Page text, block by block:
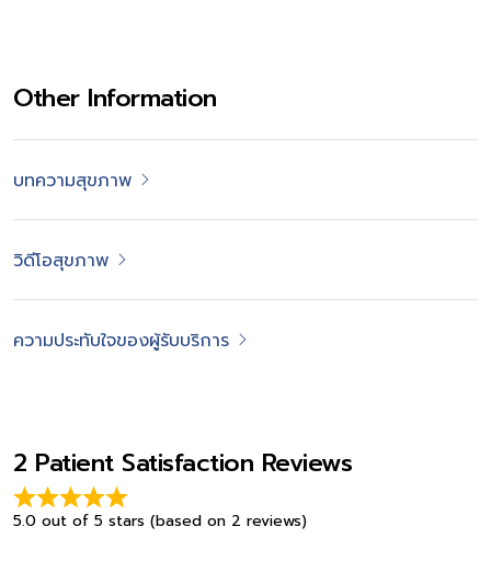
Other Information
บทความสุขภาพ
วิดีโอสุขภาพ
ความประทับใจของผู้รับบริการ
2 Patient Satisfaction Reviews
5.0 out of 5 stars (based on 2 reviews)